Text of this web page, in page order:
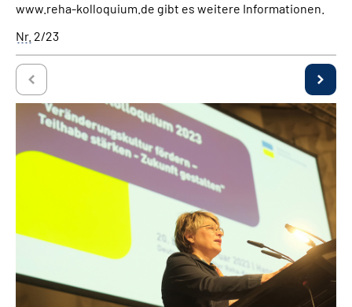
www.reha-kolloquium.de gibt es weitere Informationen.
Nr. 2/23